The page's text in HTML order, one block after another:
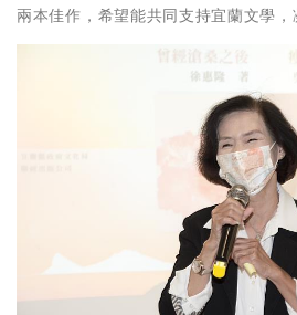
兩本佳作，希望能共同支持宜蘭文學，